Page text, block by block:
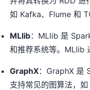
如 Kafka、Flume 和
MLlib：MLlib 是
和推荐系统等。MLlib
GraphX：GraphX 是
支持常见的图算法，